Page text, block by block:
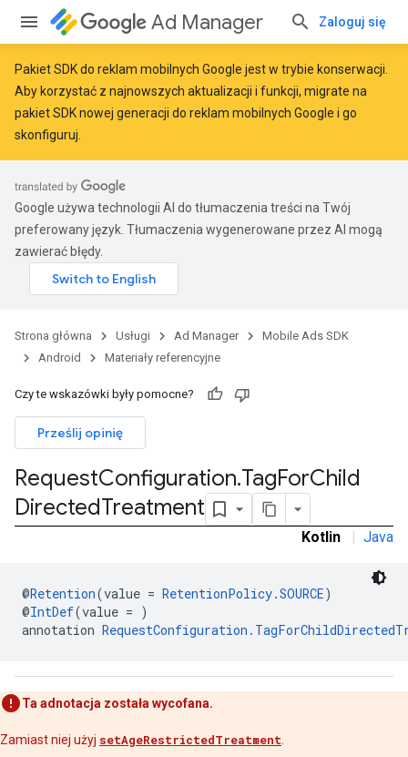
Ad Manager Zaloguj się
Pakiet SDK do reklam mobilnych Google jest w trybie konserwacji.
Aby korzystać z najnowszych aktualizacji i funkcji, migrate na
pakiet SDK nowej generacji do reklam mobilnych Google i go
skonfiguruj.
Google używa technologii AI do tłumaczenia treści na Twój
preferowany język. Tłumaczenia wygenerowane przez AI mogą
zawierać błędy.
Strona główna Usługi Ad Manager
Mobile Ads SDK
Android
Materiały referencyjne
Czy te wskazówki były pomocne?
Prześlij opinię
RequestConfiguration.TagForChild
DirectedTreatment
Kotlin | Java
@Retention(value = RetentionPolicy.SOURCE)
@IntDef(value = )
annotation
Ta adnotacja została wycofana.
Zamiast niej użyj setAgeRestrictedTreatment